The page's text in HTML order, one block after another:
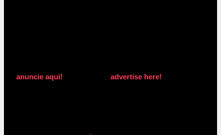
anuncie aqui! advertise here!